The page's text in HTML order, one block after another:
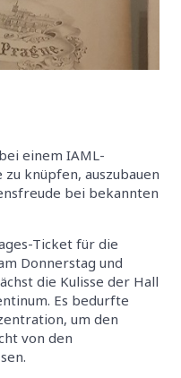
einem IAML-
knüpfen, auszubauen
bei bekannten
Ticket für die
Donnerstag und
die Kulisse der Hall
Es bedurfte
um den
von den